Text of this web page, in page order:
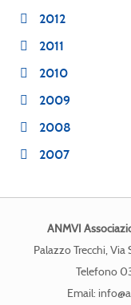
2012
2011
2010
2009
2008
2007
ANMVI
Palazzo Trecchi,
Telefono
Email: